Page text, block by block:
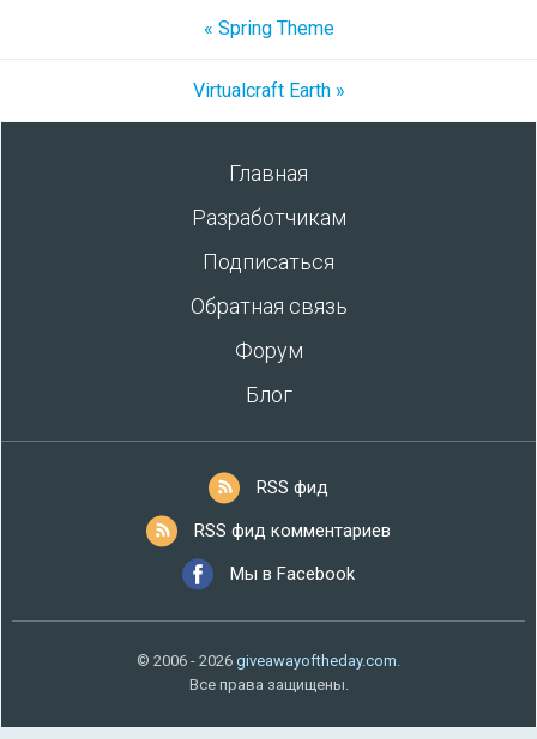
« Spring Theme
Virtualcraft Earth »
Главная
Разработчикам
Подписаться
Обратная связь
Форум
Блог
RSS фид
RSS фид комментариев
Мы в Facebook
© 2006 - 2026 giveawayoftheday.com.
Все права защищены.